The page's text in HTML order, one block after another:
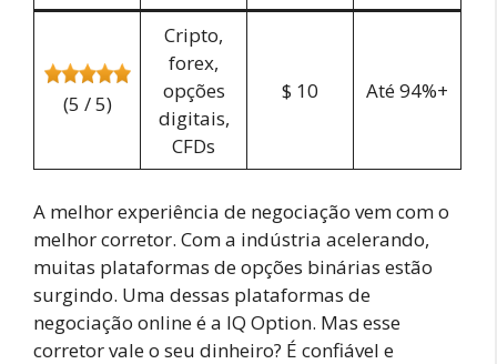
(5 / 5)
Cripto,
forex,
opções
digitais,
CFDs
$ 10 Até 94%+
A melhor experiência de negociação vem com o
melhor corretor. Com a indústria acelerando,
muitas plataformas de opções binárias estão
surgindo. Uma dessas plataformas de
negociação online é a IQ Option. Mas esse
corretor vale o seu dinheiro? É confiável e